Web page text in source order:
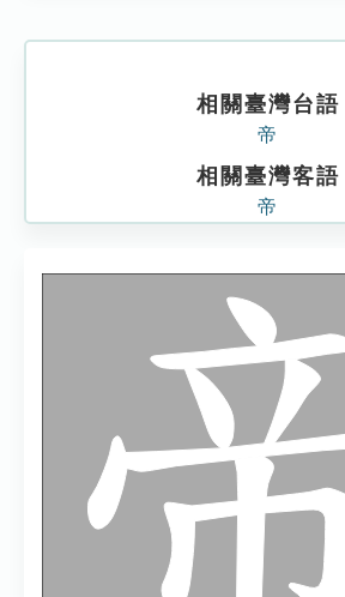
相關臺灣台語
帝
相關臺灣客語
帝